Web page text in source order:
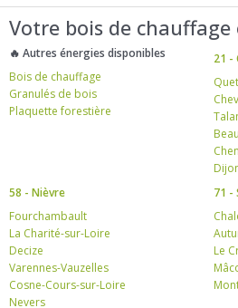
Votre bois de chauffage
🔥 Autres énergies disponibles
Bois de chauffage
Granulés de bois
Plaquette forestière
21 -
58 - Nièvre
Fourchambault
La Charité-sur-Loire
Decize
Varennes-Vauzelles
Cosne-Cours-sur-Loire
Nevers
71 -
Le